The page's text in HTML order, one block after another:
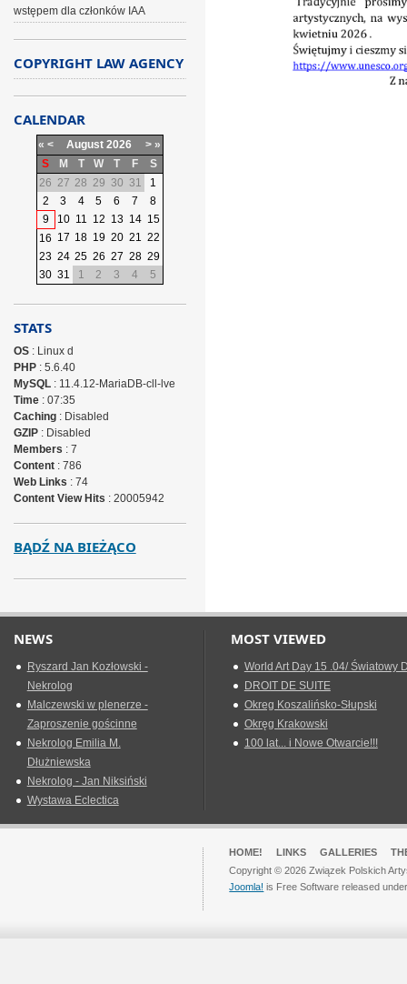
wstępem dla członków IAA
COPYRIGHT LAW AGENCY
CALENDAR
« < August 2026 > »
S
M T W T F
S
26 27 28 29 30 31
1
2
3 4 5 6 7
8
9
10 11 12 13 14 15
16 17 18 19 20 21 22
23 24 25 26 27 28 29
30 31 1 2 3 4 5
STATS
OS: Linux d
PHP: 5.6.40
MySQL: 11.4.12-MariaDB-cll-lve
Time: 07:35
Caching: Disabled
GZIP: Disabled
Members : 7
Content: 786
Web Links : 74
Content View Hits : 20005942
BĄDŹ NA BIEŻĄCO
NEWS
Ryszard Jan Kozłowski -
Nekrolog
Malczewski w plenerze -
Zaproszenie gościnne
Nekrolog Emilia M.
Dłużniewska
Nekrolog - Jan Niksiński
Wystawa Eclectica
MOST VIEWED
World Art Day 15 .04/ Światowy
DROIT DE SUITE
Okreg Koszalińsko-Słupski
Okręg Krakowski
100 lat... i Nowe Otwarcie!!!
HOME! LINKS GALLERIES
Copyright © 2026 Związek Polskich
Joomla! is Free Software released